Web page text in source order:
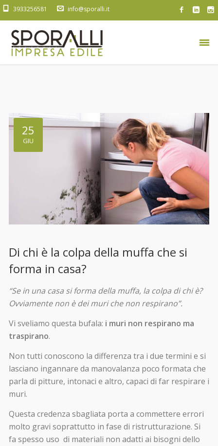
3933256581 info@sporalli.it
25
GIU
Di chi è la colpa della muffa che si
forma in casa?
“Se in una casa si forma della muffa, la colpa di chi è?
Ovviamente non è dei muri che non respirano”.
Vi sveliamo questa bufala: i muri non respirano ma
traspirano.
Non tutti conoscono la differenza tra i due termini e si
lasciano ingannare da manovalanza poco formata che
parla di pitture, intonaci e altro, capaci di far respirare i
muri.
Questa credenza sbagliata porta a commettere errori
molto gravi soprattutto in fase di ristrutturazione. Si
fa spesso uso di materiali non adatti ai bisogni dello